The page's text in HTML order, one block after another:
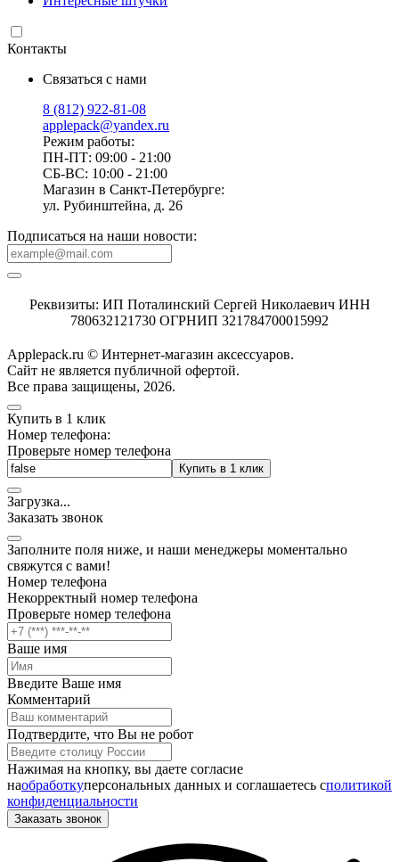
Контакты
Связаться с нами
8 (812) 922-81-08
applepack@yandex.ru
Режим работы:
ПН-ПТ: 09:00 - 21:00
СБ-ВС: 10:00 - 21:00
Магазин в Санкт-Петербурге:
ул. Рубинштейна, д. 26
Подписаться на наши новости:
Реквизиты: ИП Поталинский Сергей Николаевич ИНН
780632121730 ОГРНИП 321784700015992
Applepack.ru © Интернет-магазин аксессуаров.
Cайт не является публичной офертой.
Все права защищены, 2026.
Купить в 1 клик
Номер телефона:
Проверьте номер телефона
Купить в 1 клик
Загрузка...
Заказать звонок
Заполните поля ниже, и наши менеджеры моментально
свяжутся с вами!
Номер телефона
Некорректный номер телефона
Проверьте номер телефона
Ваше имя
Введите Ваше имя
Комментарий
Подтвердите, что Вы не робот
Нажимая на кнопку, вы даете согласие
наобработкуперсональных данных и соглашаетесь cполитикой
конфиденциальности
Заказать звонок